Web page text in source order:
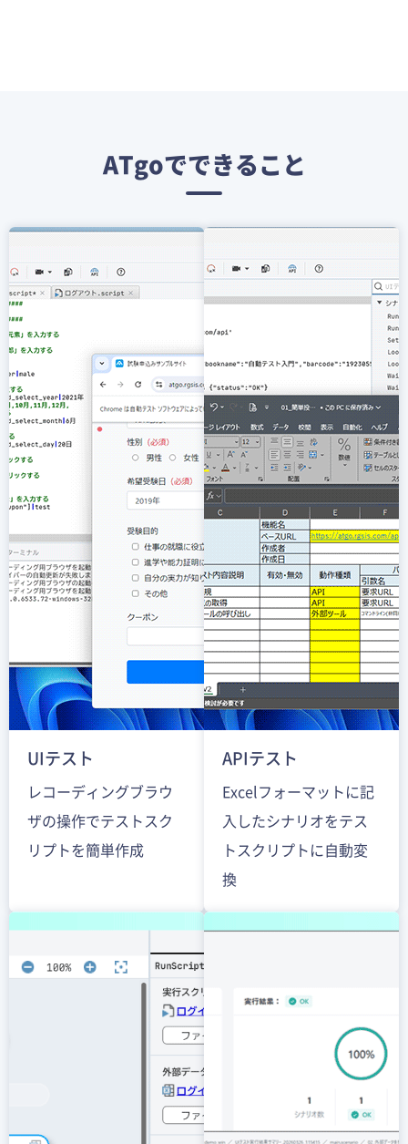
ATgoでできること
UIテスト
レコーディングブラウ
ザの操作でテストスク
リプトを簡単作成
APIテスト
Excelフォーマットに記
入したシナリオをテス
トスクリプトに自動変
換